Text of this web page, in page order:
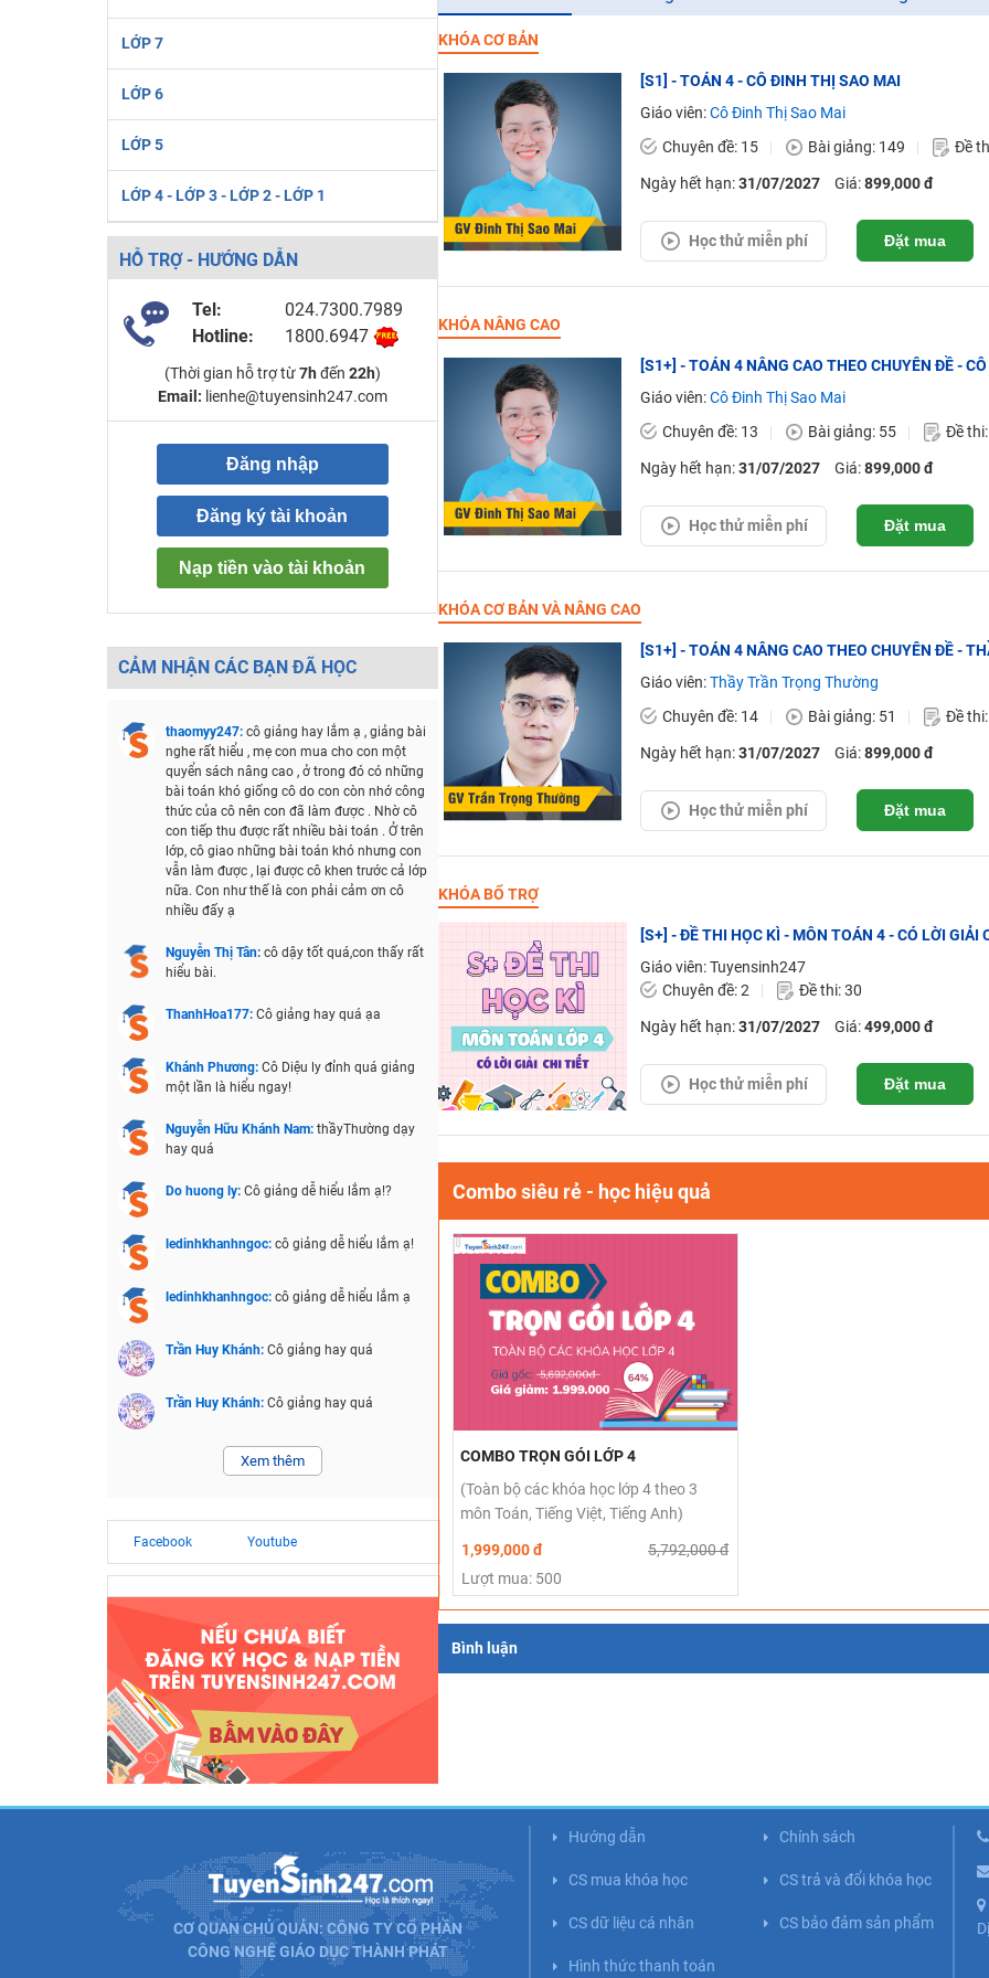
LỚP 7
LỚP 6
LỚP 5
LỚP 4 - LỚP 3 - LỚP 2 - LỚP 1
HỖ TRỢ - HƯỚNG DẪN
Tel:
024.7300.7989
Hotline:
1800.6947
(Thời gian hỗ trợ từ7h đến 22h)
Email: lienhe@tuyensinh247.com
Đăng nhập
Đăng ký tài khoản
Nạp tiền vào tài khoản
CẢM NHẬN CÁC BẠN ĐÃ HỌC
thaomyy247: cô giảng hay lắm ạ , giảng bài
nghe rất hiểu , mẹ con mua cho con một
quyển sách nâng cao , ở trong đó có những
bài toán khó giống cô do con còn nhớ công
thức của cô nên con đã làm được . Nhờ cô
con tiếp thu được rất nhiều bài toán . Ở trên
lớp, cô giao những bài toán khó nhưng con
vẫn làm được , lại được cô khen trước cả lớp
nữa. Con như thế là con phải cảm ơn cô
nhiều đấy ạ
Nguyễn Thị Tân: cô dậy tốt quá,con thấy rất
hiểu bài.
ThanhHoa177: Cô giảng hay quá ạa
Khánh Phương: Cô Diệu ly đỉnh quá giảng
một lần là hiểu ngay!
Nguyễn Hữu Khánh Nam: thầyThường dạy
hay quá
Do huong ly: Cô giảng dễ hiểu lắm ạ!?
ledinhkhanhngoc: cô giảng dễ hiểu lắm ạ!
ledinhkhanhngoc: cô giảng dễ hiểu lắm ạ
Trần Huy Khánh: Cô giảng hay quá
Trần Huy Khánh: Cô giảng hay quá
Xem thêm
Facebook Youtube
KHÓA CƠ BẢN
[S1] - TOÁN 4 - CÔ ĐINH THỊ SAO MAI
Giáo viên:Cô Đinh Thị Sao Mai
Chuyên đề: 15
Bài giảng: 149 Đề
Ngày hết hạn:31/07/2027 Giá:899,000 đ
Học thử miễn phí Đặt mua
KHÓA NÂNG CAO
[S1+] - TOÁN 4 NÂNG CAO THEO CHUYÊN ĐỀ -
Giáo viên:Cô Đinh Thị Sao Mai
Chuyên đề: 13
Bài giảng: 55 Đề
Ngày hết hạn:31/07/2027 Giá:899,000 đ
Học thử miễn phí Đặt mua
KHÓA CƠ BẢN VÀ NÂNG CAO
[S1+] - TOÁN 4 NÂNG CAO THEO CHUYÊN ĐỀ -
Giáo viên:Thầy Trần Trọng Thường
Chuyên đề: 14
Bài giảng: 51 Đề thi:
Ngày hết hạn:31/07/2027 Giá:899,000 đ
Học thử miễn phí Đặt mua
KHÓA BỔ TRỢ
[S+] - ĐỀ THI HỌC KÌ - MÔN TOÁN 4 - CÓ LỜI GIẢI
Giáo viên: Tuyensinh247
Chuyên đề: 2
Đề thi: 30
Ngày hết hạn:31/07/2027 Giá:499,000 đ
Học thử miễn phí Đặt mua
Combo siêu rẻ - học hiệu quả
COMBO TRỌN GÓI LỚP 4
(Toàn bộ các khóa học lớp 4 theo 3
môn Toán, Tiếng Việt, Tiếng Anh)
1,999,000 đ
5,792,000 đ
Lượt mua: 500
Bình luận
CƠ QUAN CHỦ QUẢN: CÔNG TY CỔ PHẦN
CÔNG NGHỆ GIÁO DỤC THÀNH PHÁT
Hướng dẫn Chính sách
CS mua khóa học CS trả và đổi khóa học
CS dữ liệu cá nhân CS bảo đảm sản phẩm
Hình thức thanh toán